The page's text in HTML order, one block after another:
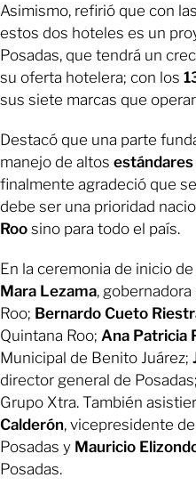
Asimismo, refirió que con
estos dos hoteles es un
Posadas, que tendrá un
su oferta hotelera; con los
sus siete marcas que
Destacó que una parte
manejo de altos
finalmente agradeció que
debe ser una prioridad
Roo sino para todo el país.
En la ceremonia de inicio
Mara Lezama,
Roo; Bernardo Cueto
Quintana Roo; Ana Patricia
Municipal de Benito Juárez;
director general de Posadas;
Grupo Xtra. También
Calderón, vicepresidente
Posadas y Mauricio
Posadas.